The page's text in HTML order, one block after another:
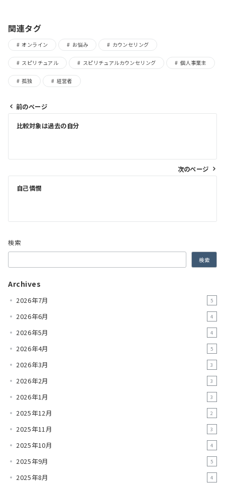
関連タグ
オンライン お悩み カウンセリング
スピリチュアル スピリチュアルカウンセリング 個人事業主
孤独 経営者
前のページ
比較対象は過去の自分
次のページ
自己憐憫
検索
検索
Archives
2026年7月 5
2026年6月 4
2026年5月 4
2026年4月 5
2026年3月 3
2026年2月 3
2026年1月 3
2025年12月 2
2025年11月 3
2025年10月 4
2025年9月 5
2025年8月 4